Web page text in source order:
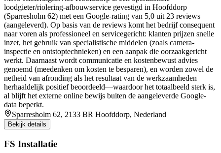
loodgieter/riolering-afbouwservice gevestigd in Hoofddorp
(Sparresholm 62) met een Google-rating van 5,0 uit 23 reviews
(aangeleverd). Op basis van de reviews komt het bedrijf consequent
naar voren als professioneel en servicegericht: klanten prijzen snelle
inzet, het gebruik van specialistische middelen (zoals camera-
inspectie en ontstoptechnieken) en een aanpak die oorzaakgericht
werkt. Daarnaast wordt communicatie en kostenbewust advies
genoemd (meedenken om kosten te besparen), en worden zowel de
netheid van afronding als het resultaat van de werkzaamheden
herhaaldelijk positief beoordeeld—waardoor het totaalbeeld sterk is,
al blijft het externe online bewijs buiten de aangeleverde Google-
data beperkt.
Sparresholm 62, 2133 BR Hoofddorp, Nederland
Bekijk details
FS Installatie